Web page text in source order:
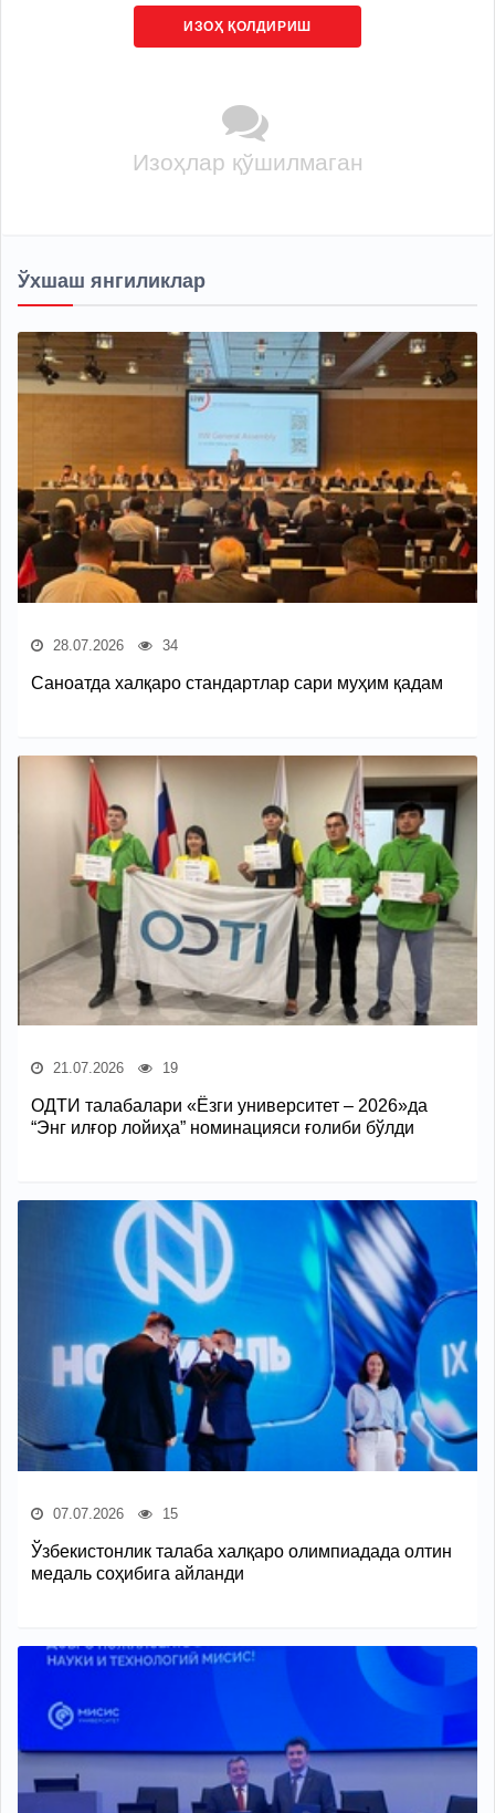
ИЗОҲ ҚОЛДИРИШ
Изоҳлар қўшилмаган
Ўхшаш янгиликлар
28.07.2026 34
Саноатда халқаро стандартлар сари муҳим қадам
21.07.2026 19
ОДТИ талабалари «Ёзги университет – 2026»да
“Энг илғор лойиҳа” номинацияси ғолиби бўлди
07.07.2026 15
Ўзбекистонлик талаба халқаро олимпиадада олтин
медаль соҳибига айланди